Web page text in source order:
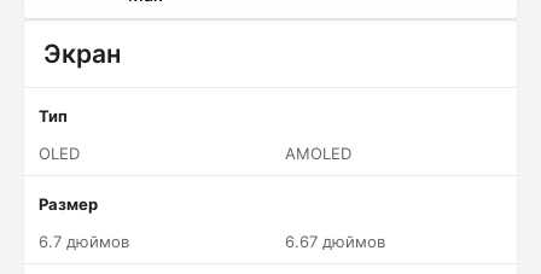
Экран
Тип
OLED
AMOLED
Размер
6.7 дюймов
6.67 дюймов